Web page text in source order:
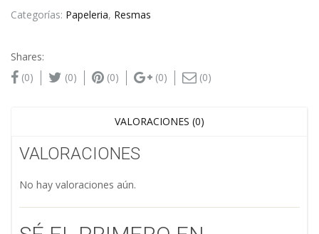
Categorías: Papeleria, Resmas
Shares:
(0)
(0) (0) (0) (0)
VALORACIONES (0)
VALORACIONES
No hay valoraciones aún.